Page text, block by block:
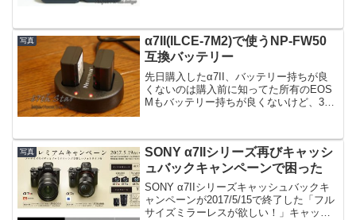
枚数も少なくな...
写真
α7II(ILCE-7M2)で使うNP-FW50
互換バッテリー
先日購入したα7II、バッテリー持ちが良
くないのは購入前に知ってた所有のEOS
Mもバッテリー持ちが良くないけど、3個
個カメラに付属してるから2個追加すれば
よいA...
写真
SONY α7IIシリーズ再びキャッシ
ュバックキャンペーンで困った
SONY α7IIシリーズキャッシュバックキ
ャンペーンが2017/5/15で終了した「フル
サイズミラーレスが欲しい！」キャッシ